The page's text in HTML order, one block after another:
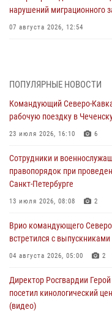
нарушений миграционного
07 августа 2026, 12:54
Росгвардии (видео)
07 августа 2026, 12:20
ветераны военной
Кузнецова
07 августа 2026, 12:00
выпуска «Легенды армии
07 августа 2026, 12:00
Смольного собора в Санкт-
3
ПОПУЛЯРНЫЕ НОВОСТИ
Командующий Северо-
рабочую поездку в
23 июля 2026, 16:10 6
Сотрудники и
правопорядок при
Санкт-Петербурге
13 июля 2026, 08:08 2
Врио командующего
встретился с
04 августа 2026, 05:00 2
Директор Росгвардии
посетил кинологический
(видео)